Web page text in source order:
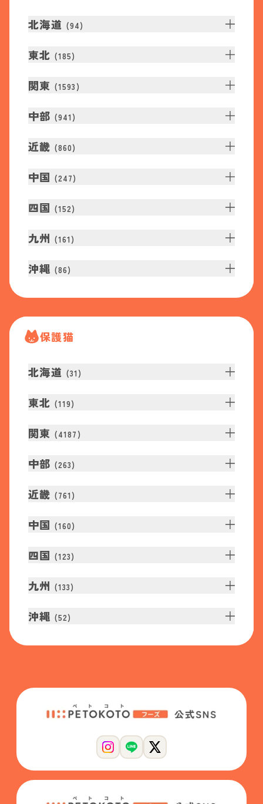
北海道 (94)
東北 (185)
関東 (1593 )
中部 (941 )
近畿 (860)
中国 (247)
四国 (152)
九州 (161 )
沖縄 (86)
保護猫
北海道 (31 )
東北 (119)
関東 (4187 )
中部 (263)
近畿 (761 )
中国 (160)
四国 (123)
九州 (133)
沖縄 (52)